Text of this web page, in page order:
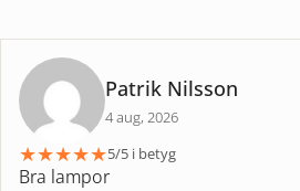
Patrik Nilsson
4 aug, 2026
★★★★★5/5 i betyg
Bra lampor